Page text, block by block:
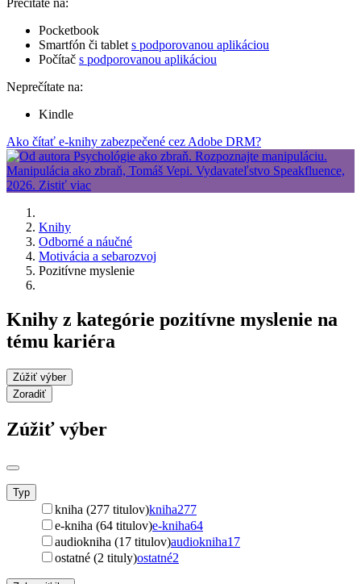
Prečítate na:
Pocketbook
Smartfón či tablet s podporovanou aplikáciou
Počítač s podporovanou aplikáciou
Neprečítate na:
Kindle
Ako čítať e-knihy zabezpečené cez Adobe DRM?
Knihy
Odborné a náučné
Motivácia a sebarozvoj
Pozitívne myslenie
Knihy z kategórie pozitívne myslenie na
tému kariéra
Zúžiť výber
Zoradiť
Zúžiť výber
Typ
kniha (277 titulov)kniha277
e-kniha (64 titulov)e-kniha64
audiokniha (17 titulov)audiokniha17
ostatné (2 tituly)ostatné2